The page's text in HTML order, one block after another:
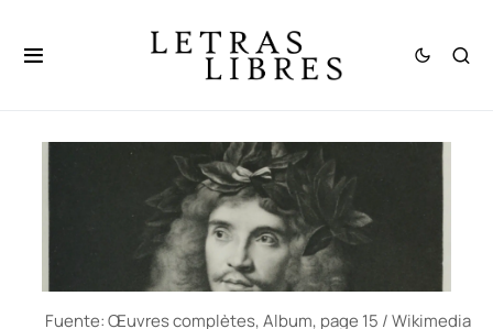
Fuente: Œuvres complètes, Album, page 15 / Wikimedia